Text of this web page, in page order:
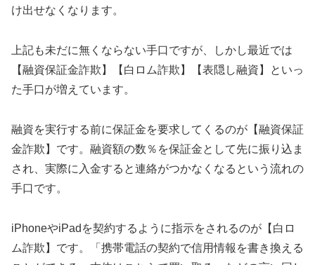
け出せなくなります。
上記も未だに無くならない手口ですが、しかし最近では
【融資保証金詐欺】【白ロム詐欺】【表隠し融資】といっ
た手口が増えています。
融資を実行する前に保証金を要求してくるのが【融資保証
金詐欺】です。融資額の数％を保証金として先に振り込ま
され、実際に入金すると連絡がつかなくなるという流れの
手口です。
iPhoneやiPadを契約するように指示をされるのが【白ロ
ム詐欺】です。「携帯電話の契約で信用情報を書き換える